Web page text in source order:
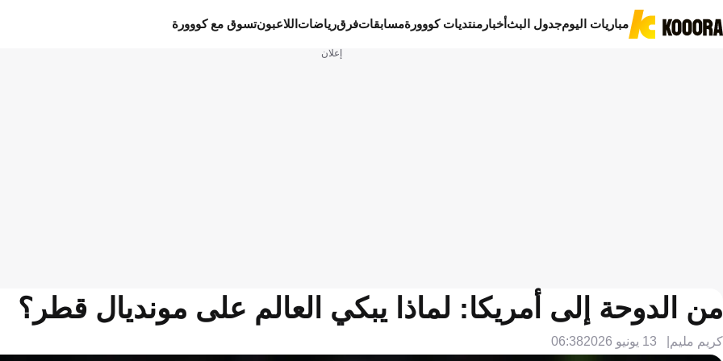
مباريات اليومجدول البثأخبار منتديات كووورةمسابقاتفرقرياضات اللاعبونتسوق مع كووورة
إعلان
من الدوحة إلى أمريكا: لماذا يبكي العالم على مونديال قطر؟
كريم مليم 13 يونيو 2026 06:38